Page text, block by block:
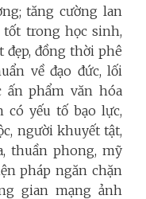
tăng cường lan
tốt trong học sinh,
đẹp, đồng thời phê
về đạo đức, lối
ấn phẩm văn hóa
có yếu tố bạo lực,
người khuyết tật,
thuần phong, mỹ
pháp ngăn chặn
gian mạng ảnh